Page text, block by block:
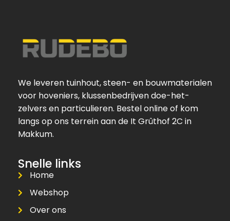
We leveren tuinhout, steen- en bouwmaterialen
voor hoveniers, klussenbedrijven doe-het-
zelvers en particulieren. Bestel online of kom
langs op ons terrein aan de It Grûthof 2C in
Makkum.
Snelle links
Home
Webshop
Over ons